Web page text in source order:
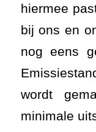
hiermee
bij ons en
nog eens
wordt
minimale